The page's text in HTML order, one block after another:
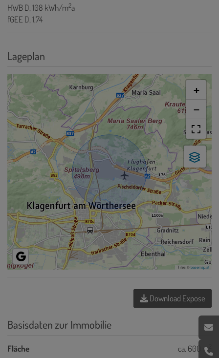
HWBD, 108 kWh/m2a
fGEE D, 1,74
Lageplan
+
−
Tiles ©basemap.at
Download Expose
Basisdaten zur Immobilie
Fläche ca. 600 m